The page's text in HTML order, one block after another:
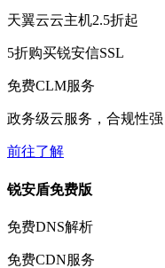
天翼云云主机2.5折起
5折购买锐安信SSL
免费CLM服务
政务级云服务，合规性强
前往了解
锐安盾免费版
免费DNS解析
免费CDN服务